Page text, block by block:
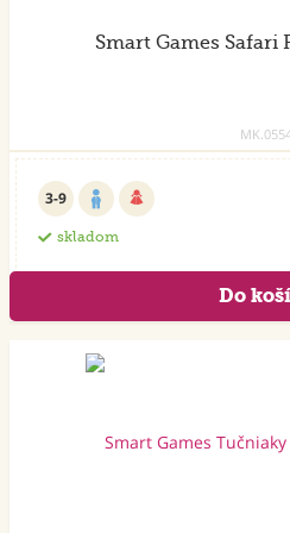
Smart Games Safari
3-9
skladom